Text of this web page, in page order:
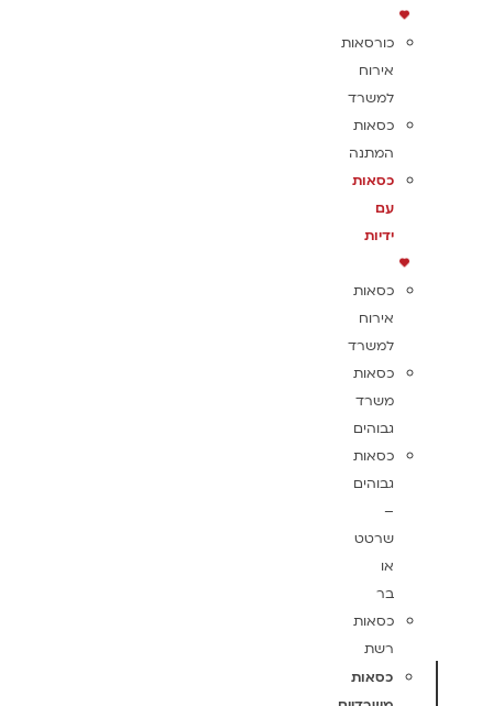
כורסאות
אירוח
למשרד
כסאות
המתנה
כסאות
עם
ידיות
כסאות
אירוח
למשרד
כסאות
משרד
גבוהים
כסאות
גבוהים
–
שרטט
או
בר
כסאות
רשת
כסאות